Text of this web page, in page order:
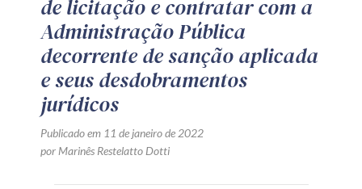
de licitação e contratar com a
Administração Pública
decorrente de sanção aplicada
e seus desdobramentos
jurídicos
Publicado em 11 de janeiro de 2022
por Marinês Restelatto Dotti